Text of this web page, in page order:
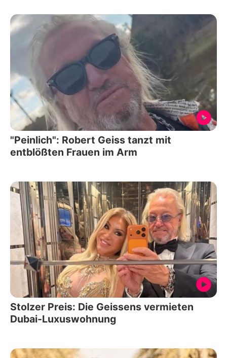
"Peinlich": Robert Geiss tanzt mit
entblößten Frauen im Arm
Stolzer Preis: Die Geissens vermieten
Dubai-Luxuswohnung